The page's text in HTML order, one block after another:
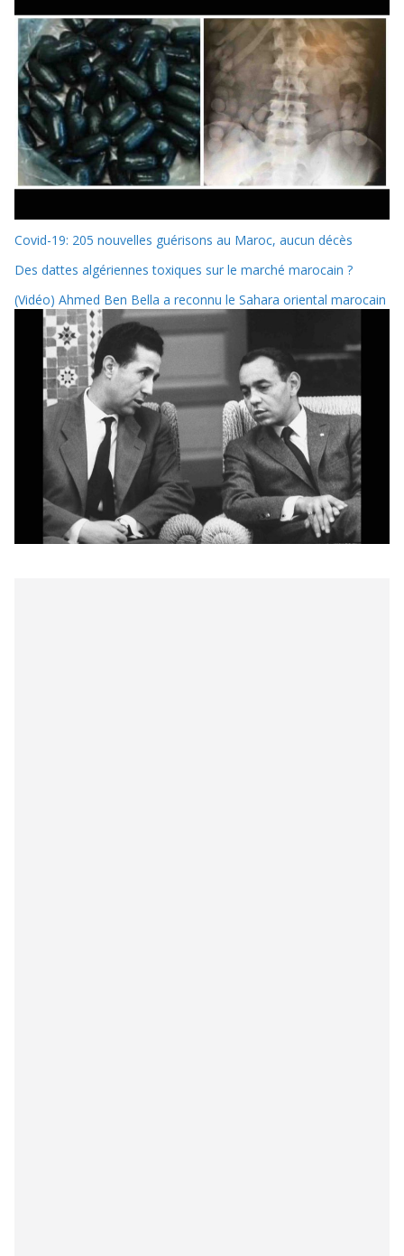
Covid-19: 205 nouvelles guérisons au Maroc, aucun décès
Des dattes algériennes toxiques sur le marché marocain ?
(Vidéo) Ahmed Ben Bella a reconnu le Sahara oriental marocain